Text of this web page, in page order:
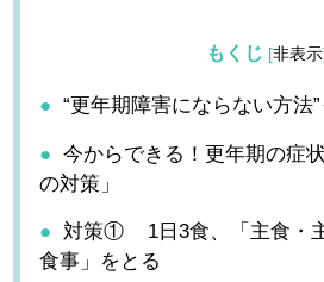
もくじ [非表示
“更年期障害にならない方法
今からできる！更年期の症
の対策」
対策① 1日3食、「主食・
食事」をとる